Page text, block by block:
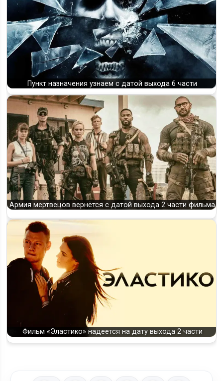
Пункт назначения узнаем с датой выхода 6 части
Армия мертвецов вернётся с датой выхода 2 части фильма
Фильм «Эластико» надеется на дату выхода 2 части